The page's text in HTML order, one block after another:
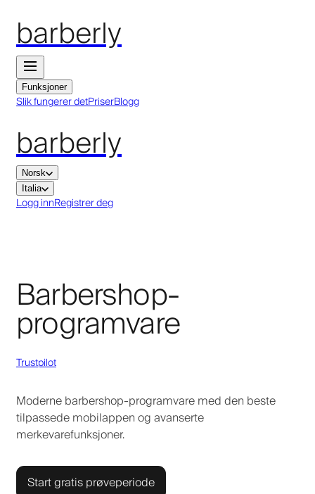
barberly
Funksjoner
Slik fungerer detPriserBlogg
barberly
Norsk
Italia
Logg innRegistrer deg
Barbershop-
programvare
Trustpilot
Moderne barbershop-programvare med den beste
tilpassede mobilappen og avanserte
merkevarefunksjoner.
Start gratis prøveperiode